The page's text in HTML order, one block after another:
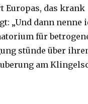
Europas, das krank
„Und dann nenne
für
stünde über
am